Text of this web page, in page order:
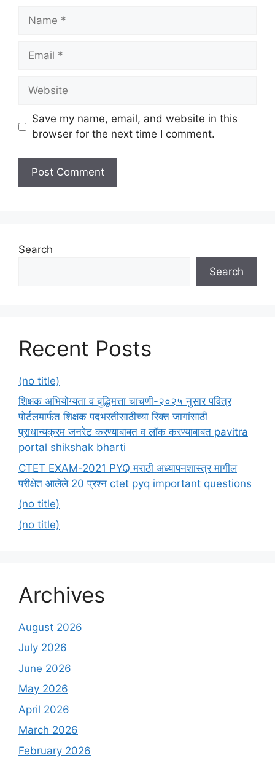
Name
Email
Website
Save my name, email, and website in this
browser for the next time I comment.
Search
Search
Recent Posts
(no title)
शिक्षक अभियोग्यता व बुद्धिमत्ता चाचणी-२०२५ नुसार पवित्र
पोर्टलमार्फत शिक्षक पदभरतीसाठीच्या रिक्त जागांसाठी
प्राधान्यक्रम जनरेट करण्याबाबत व लॉक करण्याबाबत pavitra
portal shikshak bharti
CTET EXAM-2021 PYQ मराठी अध्यापनशास्त्र मागील
परीक्षेत आलेले 20 प्रश्न ctet pyq important questions
(no title)
(no title)
Archives
August 2026
July 2026
June 2026
May 2026
April 2026
March 2026
February 2026